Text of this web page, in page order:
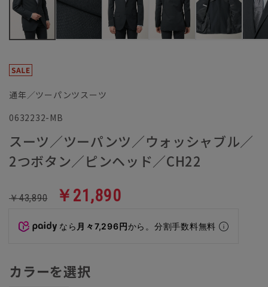
通年／ツーパンツスーツ
0632232-MB
スーツ／ツーパンツ／ウォッシャブル／
2つボタン／ピンヘッド／CH22
￥43,890 ￥21,890
なら 月々7,296円から。分割手数料無料
カラーを選択